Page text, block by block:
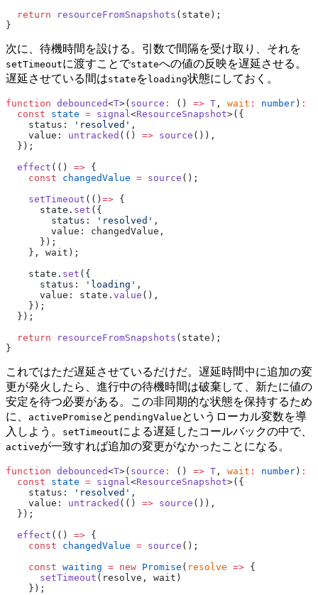
  return
resourceFromSnapshots (state);
}
次に、待機時間を設ける。引数で間隔を受け取り、それを
setTimeoutに渡すことでstateへの値の反映を遅延させる。
遅延させている間はstate を loading状態にしておく。
function debounced<T>( source : () => T , wait : number ) :
  const
state = signal<ResourceSnapshot>({
    status:
'resolved' ,
    value:
untracked (() => source ()),
  });
  effect
(() => {
    const
changedValue = source ();
    setTimeout
(() => {
      state.
set ({
        status:
'resolved' ,
        value: changedValue,
      });
    }, wait);
    state.
set ({
      status:
'loading' ,
      value: state.
value (),
    });
  });
  return
resourceFromSnapshots (state);
}
これではただ遅延させているだけだ。遅延時間中に追加の変
更が発火したら、進行中の待機時間は破棄して、新たに値の
安定を待つ必要がある。この非同期的な状態を保持するため
に、
activePromise と pendingValue というローカル変数を導
入しよう。
setTimeoutによる遅延したコールバックの中で、
activeが一致すれば追加の変更がなかったことになる。
function debounced<T>( source : () => T , wait : number ) :
  const
state = signal<ResourceSnapshot>({
    status:
'resolved' ,
    value:
untracked (() => source ()),
  });
  effect
(() => {
    const
changedValue = source ();
    const
waiting = new Promise ( resolve => {
      setTimeout
(resolve, wait)
    });